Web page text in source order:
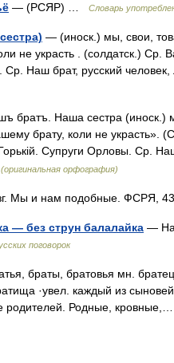
— (РСЯР) … Словарь
— (иноск.) мы, свои,
не украсть . (солдатск.) Ср.
Ср. Наш брат, русский
братъ. Наша сестра (иноск.)
брату, коли не украсть».
Супруги Орловы. Ср.
орфография)
Мы и нам подобные. ФСРЯ,
— без струн балалайка —
поговорок
браты, братовья мн.
·увел. каждый из сыновей
родителей. Родные,